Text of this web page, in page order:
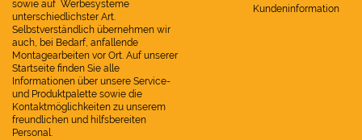
sowie auf Werbesysteme
unterschiedlichster Art.
Selbstverständlich übernehmen wir
auch, bei Bedarf, anfallende
Montagearbeiten vor Ort. Auf unserer
Startseite finden Sie alle
Informationen über unsere Service-
und Produktpalette sowie die
Kontaktmöglichkeiten zu unserem
freundlichen und hilfsbereiten
Personal.
Kundeninformation